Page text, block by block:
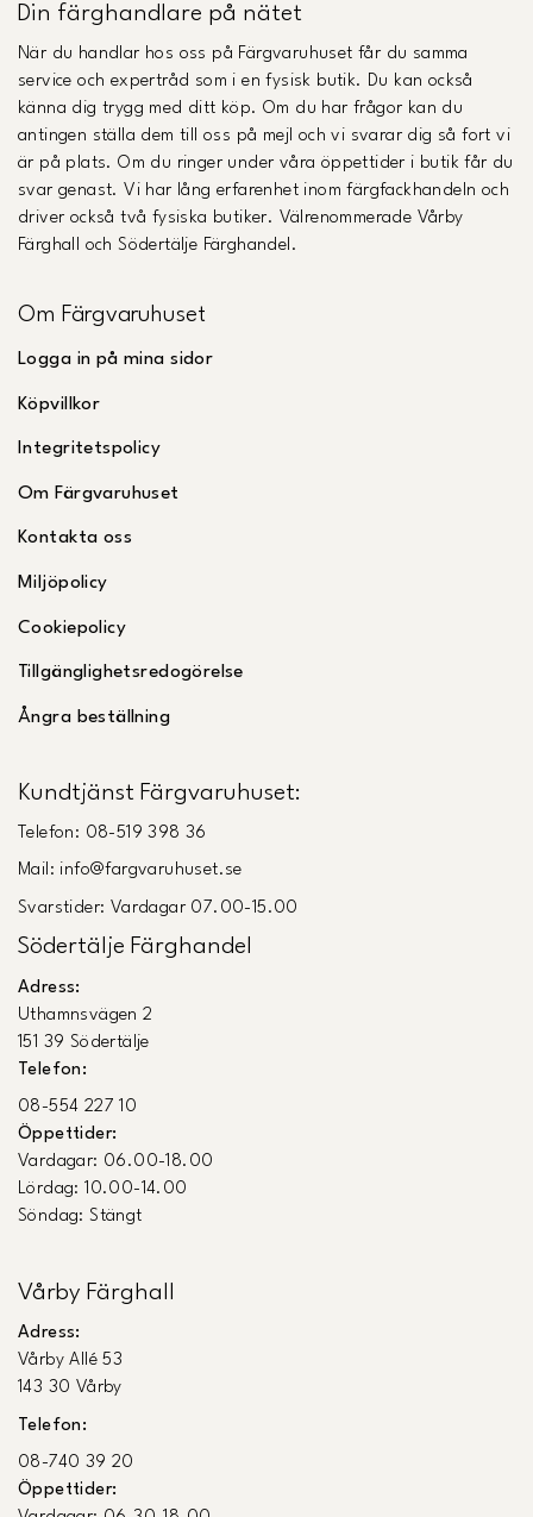
Din färghandlare på nätet
När du handlar hos oss på Färgvaruhuset får du samma
service och expertråd som i en fysisk butik. Du kan också
känna dig trygg med ditt köp. Om du har frågor kan du
antingen ställa dem till oss på mejl och vi svarar dig så fort vi
är på plats. Om du ringer under våra öppettider i butik får du
svar genast. Vi har lång erfarenhet inom färgfackhandeln och
driver också två fysiska butiker. Välrenommerade Vårby
Färghall och Södertälje Färghandel.
Om Färgvaruhuset
Logga in på mina sidor
Köpvillkor
Integritetspolicy
Om Färgvaruhuset
Kontakta oss
Miljöpolicy
Cookiepolicy
Tillgänglighetsredogörelse
Ångra beställning
Kundtjänst Färgvaruhuset:
Telefon: 08-519 398 36
Mail: info@fargvaruhuset.se
Svarstider: Vardagar 07.00-15.00
Södertälje Färghandel
Adress:
Uthamnsvägen 2
151 39 Södertälje
Telefon:
08-554 227 10
Öppettider:
Vardagar: 06.00-18.00
Lördag: 10.00-14.00
Söndag: Stängt
Vårby Färghall
Adress:
Vårby Allé 53
143 30 Vårby
Telefon:
08-740 39 20
Öppettider: